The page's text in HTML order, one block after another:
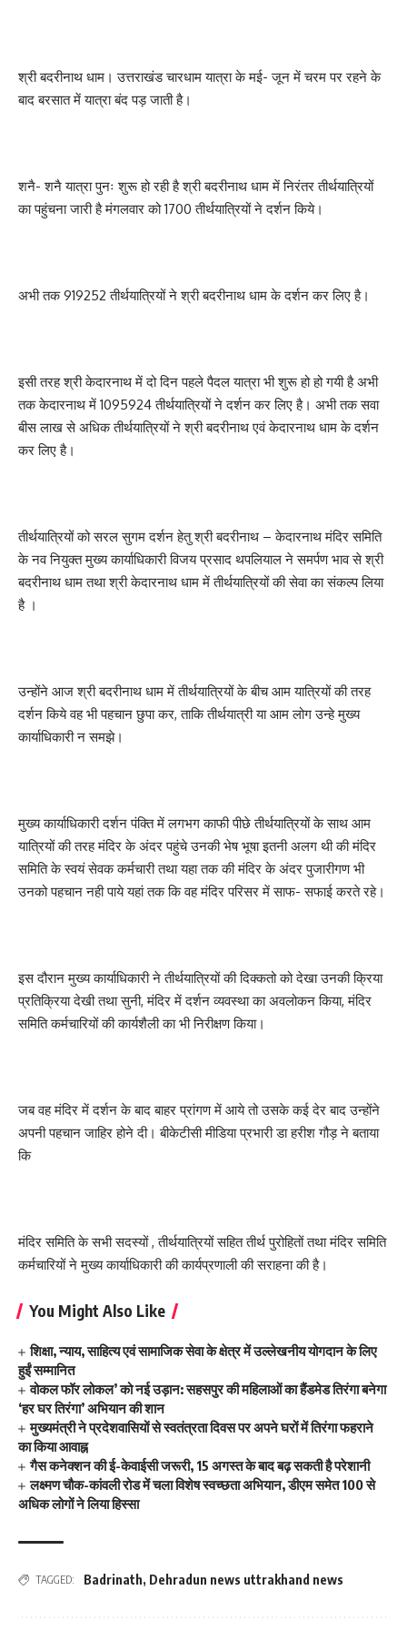
श्री बदरीनाथ धाम। उत्तराखंड चारधाम यात्रा के मई- जून में चरम पर रहने के
बाद बरसात में यात्रा बंद पड़ जाती है।
शनै- शनै यात्रा पुनः शुरू हो रही है श्री बदरीनाथ धाम में निरंतर तीर्थयात्रियों
का पहुंचना जारी है मंगलवार को 1700 तीर्थयात्रियों ने दर्शन किये।
अभी तक 919252 तीर्थयात्रियों ने श्री बदरीनाथ धाम के दर्शन कर लिए है।
इसी तरह श्री केदारनाथ में दो दिन पहले पैदल यात्रा भी शुरू हो हो गयी है अभी
तक केदारनाथ में 1095924 तीर्थयात्रियों ने दर्शन कर लिए है। अभी तक सवा
बीस लाख से अधिक तीर्थयात्रियों ने श्री बदरीनाथ एवं केदारनाथ धाम के दर्शन
कर लिए है।
तीर्थयात्रियों को सरल सुगम दर्शन हेतु श्री बदरीनाथ – केदारनाथ मंदिर समिति
के नव नियुक्त मुख्य कार्याधिकारी विजय प्रसाद थपलियाल ने समर्पण भाव से श्री
बदरीनाथ धाम तथा श्री केदारनाथ धाम में तीर्थयात्रियों की सेवा का संकल्प लिया
है ।
उन्होंने आज श्री बदरीनाथ धाम में तीर्थयात्रियों के बीच आम यात्रियों की तरह
दर्शन‌ किये वह भी पहचान छुपा कर, ताकि तीर्थयात्री या आम लोग उन्हे मुख्य
कार्याधिकारी न समझे।
मुख्य कार्याधिकारी दर्शन पंक्ति में लगभग काफी पीछे तीर्थयात्रियों के साथ आम
यात्रियों की तरह मंदिर के अंदर पहुंचे उनकी भेष भूषा इतनी अलग थी की मंदिर
समिति के स्वयं सेवक कर्मचारी तथा यहा तक की मंदिर के अंदर पुजारीगण भी
उनको पहचान नही पाये यहां तक कि वह मंदिर परिसर में साफ- सफाई करते रहे।
इस दौरान मुख्य कार्याधिकारी ने तीर्थयात्रियों की दिक्कतो को देखा उनकी क्रिया
प्रतिक्रिया देखी तथा सुनी, मंदिर में दर्शन व्यवस्था का अवलोकन किया, मंदिर
समिति कर्मचारियों की कार्यशैली का भी निरीक्षण किया।
जब वह मंदिर में दर्शन के बाद बाहर प्रांगण में आये तो उसके कई देर बाद उन्होंने
अपनी पहचान जाहिर होने दी। बीकेटीसी मीडिया प्रभारी डा हरीश गौड़ ने बताया
कि
मंदिर समिति के सभी सदस्यों , तीर्थयात्रियों सहित तीर्थ पुरोहितों तथा मंदिर समिति
कर्मचारियों ने मुख्य कार्याधिकारी की कार्यप्रणाली की सराहना की है।
You Might Also Like
शिक्षा, न्याय, साहित्य एवं सामाजिक सेवा के क्षेत्र में उल्लेखनीय योगदान के लिए
हुईं सम्मानित
वोकल फॉर लोकल’ को नई उड़ान: सहसपुर की महिलाओं का हैंडमेड तिरंगा बनेगा
‘हर घर तिरंगा’ अभियान की शान
मुख्यमंत्री ने प्रदेशवासियों से स्वतंत्रता दिवस पर अपने घरों में तिरंगा फहराने
का किया आवाह्न
गैस कनेक्शन की ई-केवाईसी जरूरी, 15 अगस्त के बाद बढ़ सकती है परेशानी
लक्ष्मण चौक-कांवली रोड में चला विशेष स्वच्छता अभियान, डीएम समेत 100 से
अधिक लोगों ने लिया हिस्सा
TAGGED: Badrinath, Dehradun news uttrakhand news